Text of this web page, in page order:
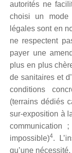
autorités ne
choisi un mode
légales sont en
ne respectent
payer une
plus en plus
de sanitaires et
conditions
(terrains dédiés
sur-exposition à
communication
impossible)4.
qu’une nécessité.